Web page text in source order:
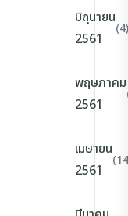
มิถุนายน
2561
(4)
พฤษภาคม
2561
เมษายน
2561